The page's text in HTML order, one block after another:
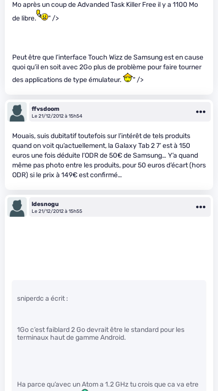
Mo après un coup de Advanded Task Killer Free il y a 1100 Mo
de libre.
" />
Peut être que l’interface Touch Wizz de Samsung est en cause
quoi qu’il en soit avec 2Go plus de problème pour faire tourner
des applications de type émulateur.
" />
ffvsdoom
Le 21/12/2012 à 15h54
Mouais, suis dubitatif toutefois sur l’intérêt de tels produits
quand on voit qu’actuellement, la Galaxy Tab 2 7’ est à 150
euros une fois déduite l’ODR de 50€ de Samsung… Y’a quand
même pas photo entre les produits, pour 50 euros d’écart (hors
ODR) si le prix à 149€ est confirmé…
ldesnogu
Le 21/12/2012 à 15h55
sniperdc a écrit :
1Go c’est faiblard 2 Go devrait être le standard pour les
terminaux haut de gamme Android.
Ha parce qu’avec un Atom a 1.2 GHz tu crois que ca va etre